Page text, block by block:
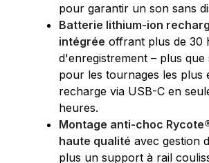
pour garantir un son sans
Batterie lithium-ion
intégrée offrant plus de 30
d'enregistrement – plus que
pour les tournages les plus
recharge via USB-C en
heures.
Montage anti-choc
haute qualité avec gestion
plus un support à rail